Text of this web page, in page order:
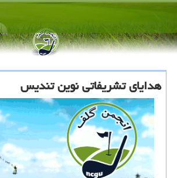
هدایای تشریفاتی نوین تندیس